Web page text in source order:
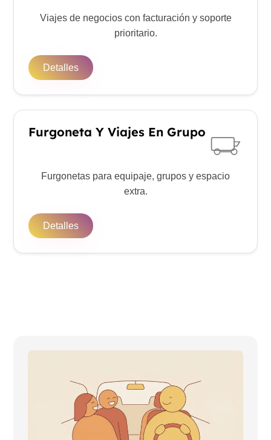
Viajes de negocios con facturación y soporte
prioritario.
Detalles
Furgoneta Y Viajes En Grupo
Furgonetas para equipaje, grupos y espacio
extra.
Detalles